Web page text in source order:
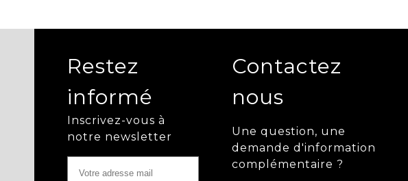
Restez
informé
Inscrivez-vous à
notre newsletter
Contactez
nous
Une question, une
demande d'information
complémentaire ?